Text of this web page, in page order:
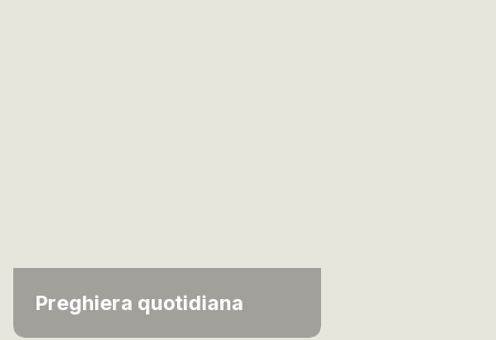
Preghiera quotidiana